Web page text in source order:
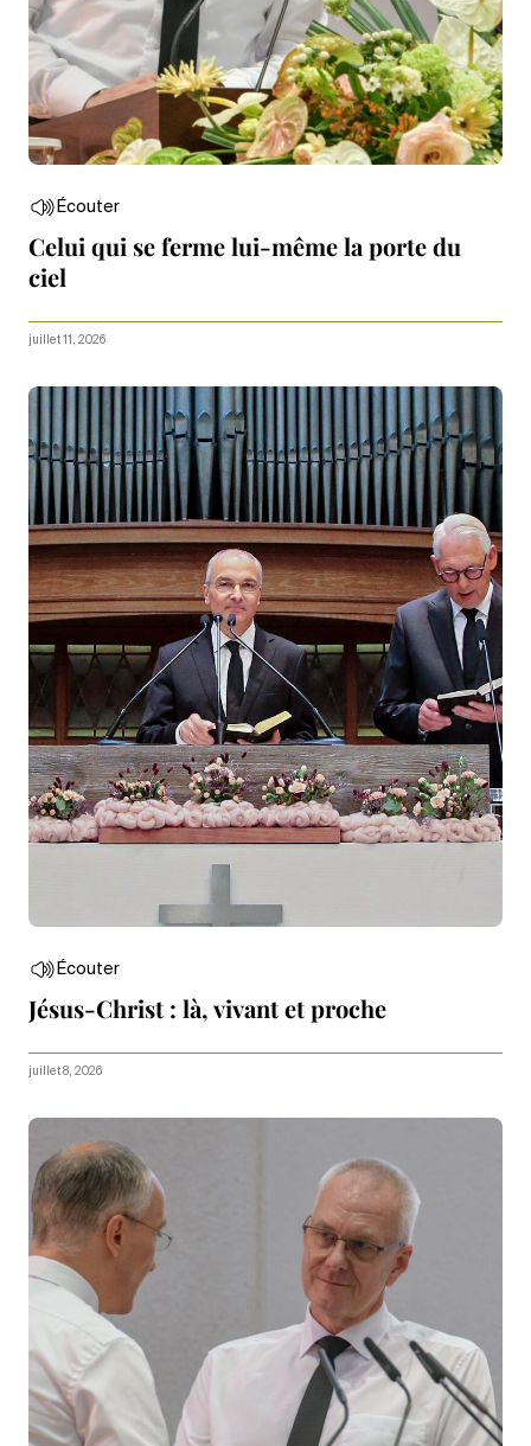
Écouter
Celui qui se ferme lui-même la porte du
ciel
juillet 11, 2026
Écouter
Jésus-Christ : là, vivant et proche
juillet 8, 2026